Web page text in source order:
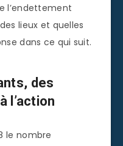
l’endettement
lieux et quelles
dans ce qui suit.
des
l’action
le nombre